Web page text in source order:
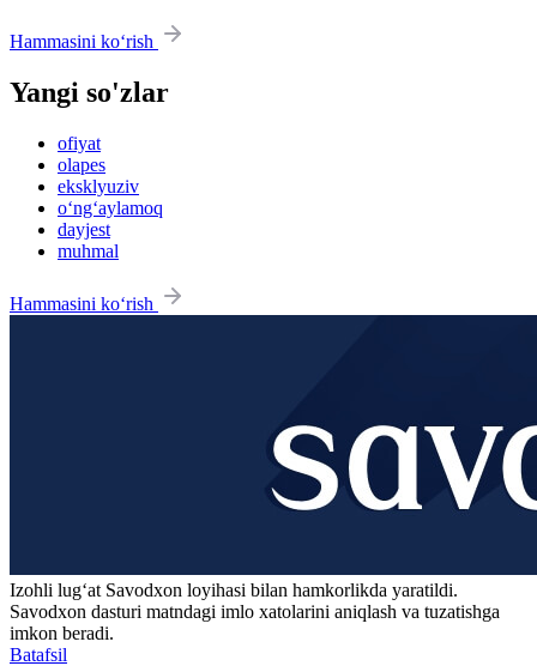
Hammasini ko‘rish
Yangi so'zlar
ofiyat
olapes
eksklyuziv
o‘ng‘aylamoq
dayjest
muhmal
Hammasini ko‘rish
Izohli lugʻat Savodxon loyihasi bilan hamkorlikda yaratildi.
Savodxon dasturi matndagi imlo xatolarini aniqlash va tuzatishga
imkon beradi.
Batafsil